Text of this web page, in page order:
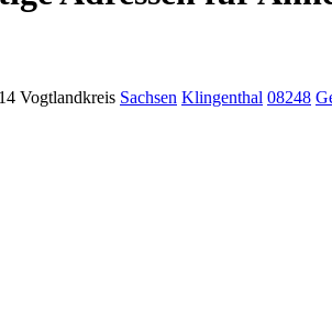
Vogtlandkreis Sachsen Klingenthal 08248